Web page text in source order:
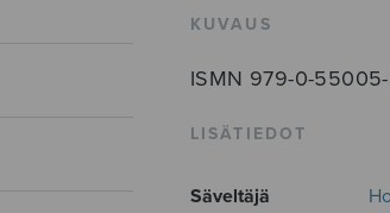
KUVAUS
ISMN 979-0-55005-
LISÄTIEDOT
Säveltäjä